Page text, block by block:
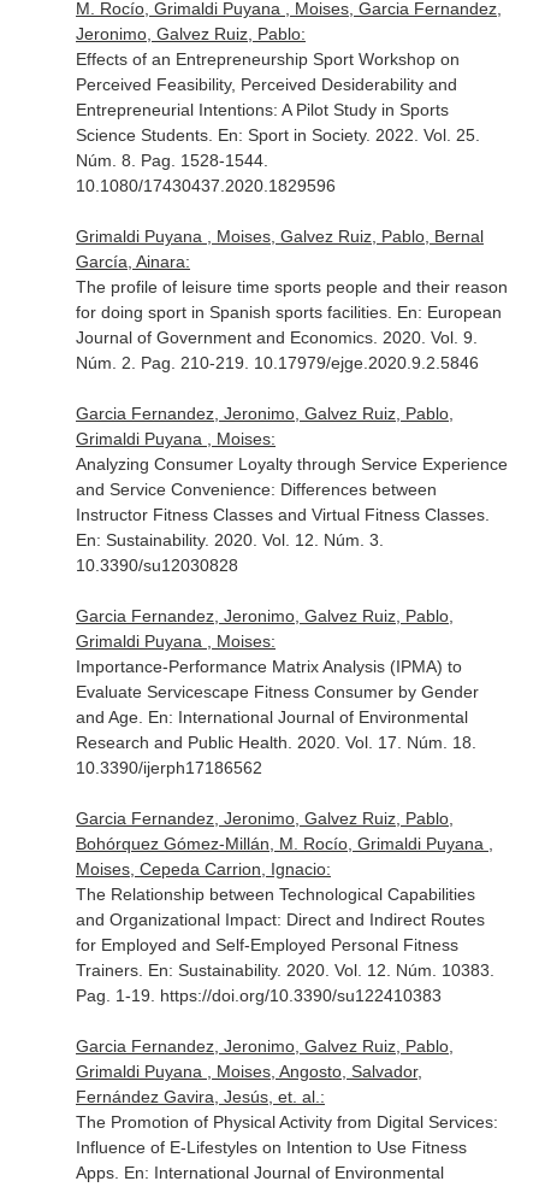
M. Rocío, Grimaldi Puyana , Moises, Garcia Fernandez,
Jeronimo, Galvez Ruiz, Pablo:
Effects of an Entrepreneurship Sport Workshop on
Perceived Feasibility, Perceived Desiderability and
Entrepreneurial Intentions: A Pilot Study in Sports
Science Students. En: Sport in Society. 2022. Vol. 25.
Núm. 8. Pag. 1528-1544.
10.1080/17430437.2020.1829596
Grimaldi Puyana , Moises, Galvez Ruiz, Pablo, Bernal
García, Ainara:
The profile of leisure time sports people and their reason
for doing sport in Spanish sports facilities. En: European
Journal of Government and Economics. 2020. Vol. 9.
Núm. 2. Pag. 210-219. 10.17979/ejge.2020.9.2.5846
Garcia Fernandez, Jeronimo, Galvez Ruiz, Pablo,
Grimaldi Puyana , Moises:
Analyzing Consumer Loyalty through Service Experience
and Service Convenience: Differences between
Instructor Fitness Classes and Virtual Fitness Classes.
En: Sustainability. 2020. Vol. 12. Núm. 3.
10.3390/su12030828
Garcia Fernandez, Jeronimo, Galvez Ruiz, Pablo,
Grimaldi Puyana , Moises:
Importance-Performance Matrix Analysis (IPMA) to
Evaluate Servicescape Fitness Consumer by Gender
and Age. En: International Journal of Environmental
Research and Public Health . 2020. Vol. 17. Núm. 18.
10.3390/ijerph17186562
Garcia Fernandez, Jeronimo, Galvez Ruiz, Pablo,
Bohórquez Gómez-Millán, M. Rocío, Grimaldi Puyana ,
Moises, Cepeda Carrion, Ignacio:
The Relationship between Technological Capabilities
and Organizational Impact: Direct and Indirect Routes
for Employed and Self-Employed Personal Fitness
Trainers. En: Sustainability. 2020. Vol. 12. Núm. 10383.
Pag. 1-19. https://doi.org/10.3390/su122410383
Garcia Fernandez, Jeronimo, Galvez Ruiz, Pablo,
Grimaldi Puyana , Moises, Angosto, Salvador,
Fernández Gavira, Jesús, et. al.:
The Promotion of Physical Activity from Digital Services:
Influence of E-Lifestyles on Intention to Use Fitness
Apps. En: International Journal of Environmental